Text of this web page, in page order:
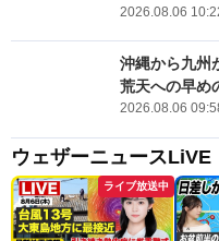
2026.08.06
沖縄から九州
荒天への早め
2026.08.06
ウェザーニュースLiVE
ライブ放送中